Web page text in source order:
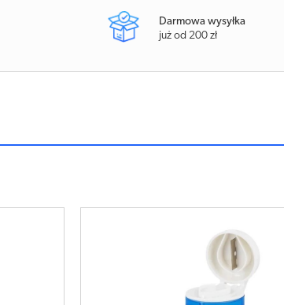
Darmowa wysyłka
już od 200 zł